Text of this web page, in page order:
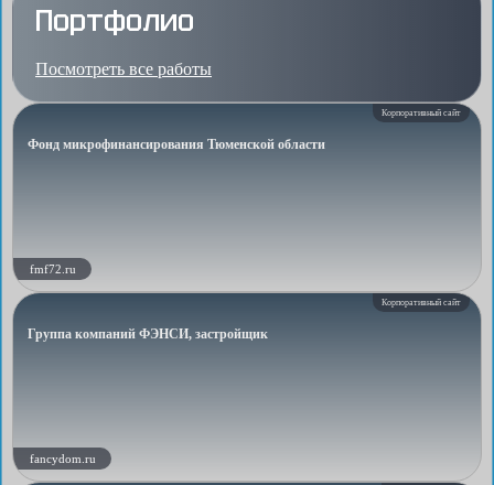
Портфолио
Посмотреть все работы
Корпоративный сайт
Фонд микрофинансирования Тюменской области
fmf72.ru
Корпоративный сайт
Группа компаний ФЭНСИ, застройщик
fancydom.ru